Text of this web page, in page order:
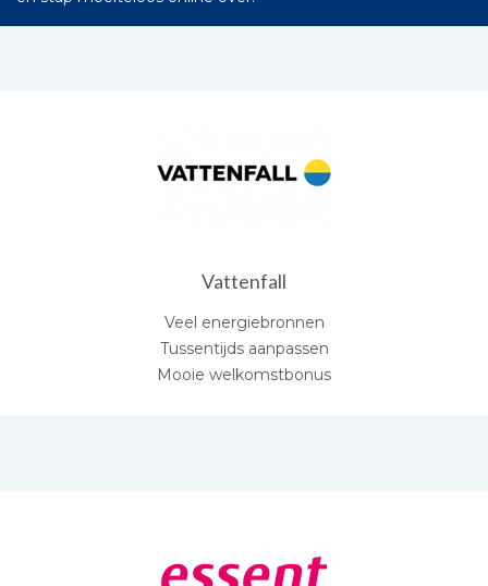
Vattenfall
Veel energiebronnen
Tussentijds aanpassen
Mooie welkomstbonus